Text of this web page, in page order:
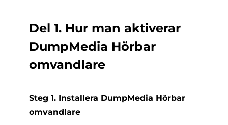
Del 1. Hur man aktiverar
DumpMedia Hörbar
omvandlare
Steg 1. Installera DumpMedia Hörbar
omvandlare